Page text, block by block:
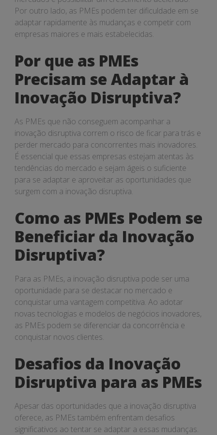
Por outro lado, as PMEs podem ter dificuldade em se
adaptar rapidamente às mudanças e competir com
empresas maiores e mais estabelecidas.
Por que as PMEs
Precisam se Adaptar à
Inovação Disruptiva?
As PMEs que não conseguem acompanhar a
inovação disruptiva correm o risco de ficar para trás e
perder mercado para concorrentes mais inovadores.
É essencial que essas empresas estejam atentas às
tendências do mercado e sejam ágeis o suficiente
para se adaptar e aproveitar as oportunidades que
surgem com a inovação disruptiva.
Como as PMEs Podem se
Beneficiar da Inovação
Disruptiva?
Para as PMEs, a inovação disruptiva pode ser uma
oportunidade para se destacar no mercado e
conquistar uma vantagem competitiva. Ao adotar
novas tecnologias e modelos de negócios inovadores,
as PMEs podem se diferenciar da concorrência e
conquistar novos clientes.
Desafios da Inovação
Disruptiva para as PMEs
Apesar das oportunidades que a inovação disruptiva
oferece, as PMEs também enfrentam desafios
significativos ao tentar se adaptar a essas mudanças.